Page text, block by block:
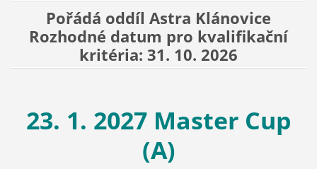
Pořádá oddíl Astra Klánovice
Rozhodné datum pro kvalifikační
kritéria: 31. 10. 2026
23. 1. 2027 Master Cup
(A)